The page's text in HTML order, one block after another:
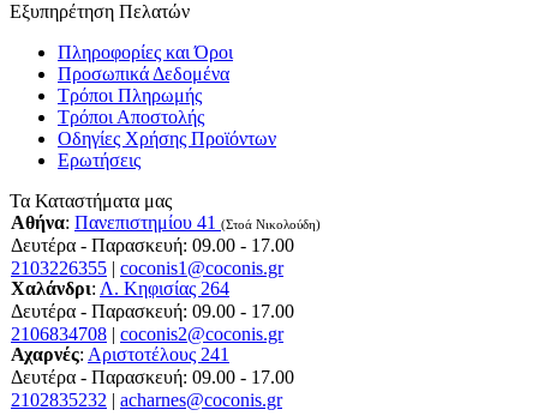
Εξυπηρέτηση Πελατών
Πληροφορίες και Όροι
Προσωπικά Δεδομένα
Τρόποι Πληρωμής
Τρόποι Αποστολής
Οδηγίες Χρήσης Προϊόντων
Ερωτήσεις
Τα Καταστήματα μας
Αθήνα: Πανεπιστημίου 41 (Στοά Νικολούδη)
Δευτέρα - Παρασκευή: 09.00 - 17.00
2103226355 | coconis1@coconis.gr
Χαλάνδρι: Λ. Κηφισίας 264
Δευτέρα - Παρασκευή: 09.00 - 17.00
2106834708 | coconis2@coconis.gr
Αχαρνές: Αριστοτέλους 241
Δευτέρα - Παρασκευή: 09.00 - 17.00
2102835232 | acharnes@coconis.gr